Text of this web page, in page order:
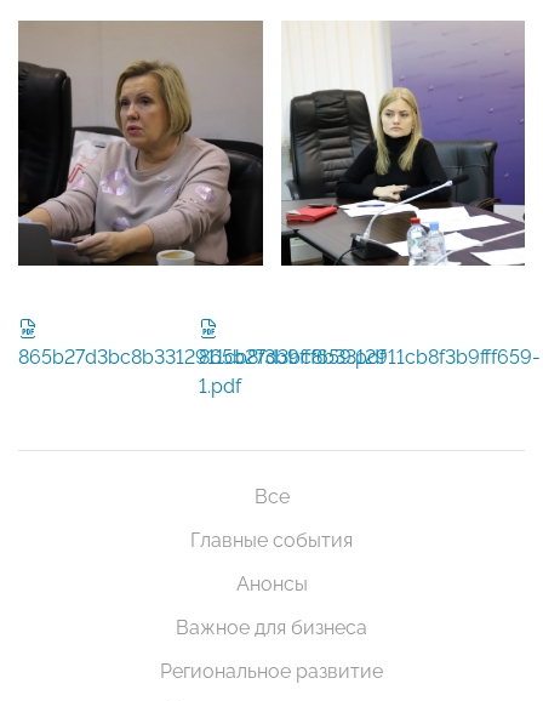
865b27d3bc8b3312911cb8f3b9fff659.pdf
865b27d3bc8b3312911cb8f3b9fff659-
1.pdf
Все
Главные события
Анонсы
Важное для бизнеса
Региональное развитие